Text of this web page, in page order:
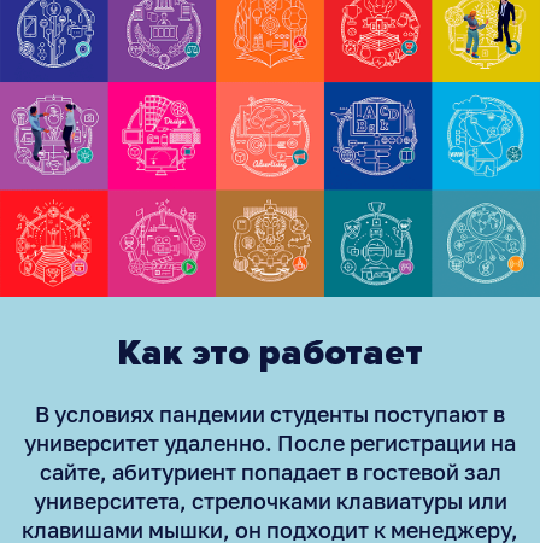
Как это работает
В условиях пандемии студенты поступают в
университет удаленно. После регистрации на
сайте, абитуриент попадает в гостевой зал
университета, стрелочками клавиатуры или
клавишами мышки, он подходит к менеджеру,